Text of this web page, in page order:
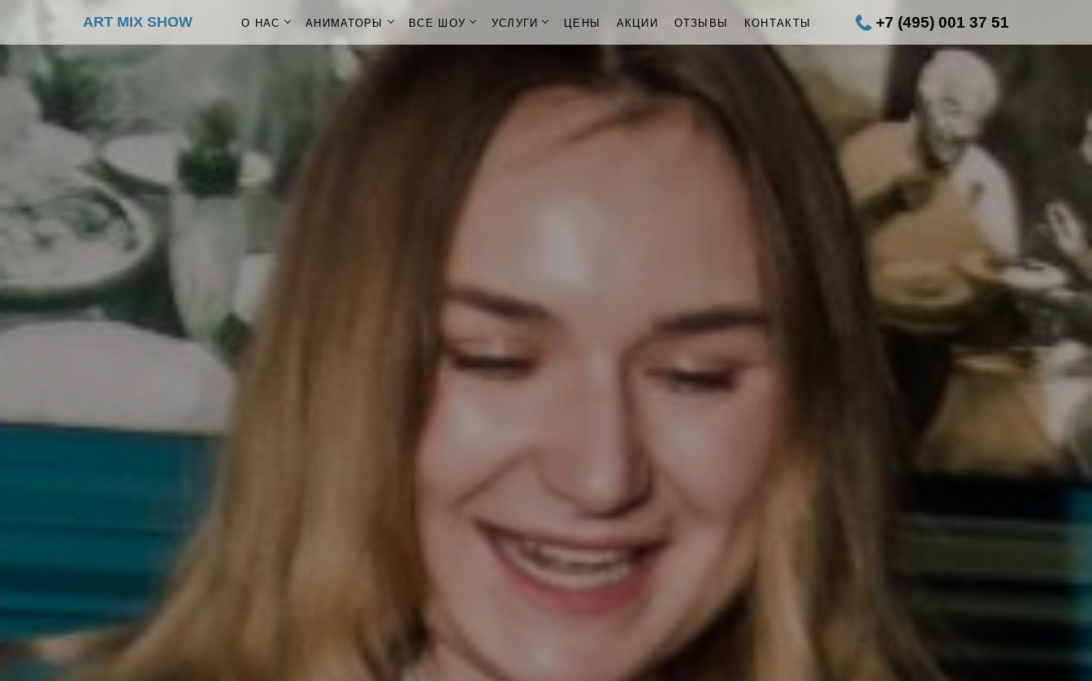
ART MIX SHOW О НАС АНИМАТОРЫ ВСЕ ШОУ УСЛУГИ ЦЕНЫ АКЦИИ ОТЗЫВЫ КОНТАКТЫ +7 (495) 001 37 51